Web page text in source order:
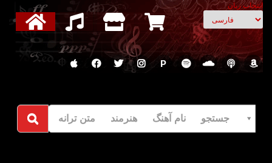
انتخاب زبان
P
جستجو نام آهنگ هنرمند متن ترانه